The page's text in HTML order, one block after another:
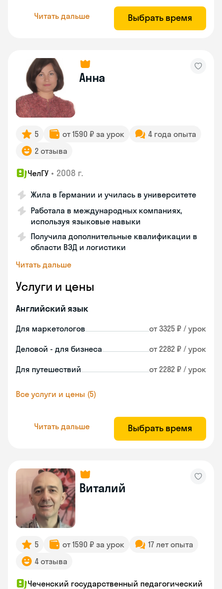
Читать дальше Выбрать время
Анна
5 от 1590 ₽ за урок
4 года опыта
2 отзыва
ЧелГУ • 2008 г.
Жила в Германии и училась в университете
Работала в международных компаниях,
используя языковые навыки
Получила дополнительные квалификации в
области ВЭД и логистики
Читать дальше
Услуги и цены
Английский язык
Для маркетологов от 3325 ₽ / урок
Деловой - для бизнеса от 2282 ₽ / урок
Для путешествий от 2282 ₽ / урок
Все услуги и цены (5)
Читать дальше Выбрать время
Виталий
5 от 1590 ₽ за урок
17 лет опыта
4 отзыва
Чеченский государственный педагогический